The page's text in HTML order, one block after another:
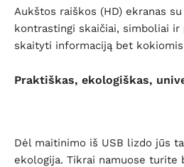
Aukštos raiškos (HD) ekranas
kontrastingi skaičiai, simboliai
skaityti informaciją bet
Praktiškas, ekologiškas,
Dėl maitinimo iš USB lizdo jūs
ekologija. Tikrai namuose turite